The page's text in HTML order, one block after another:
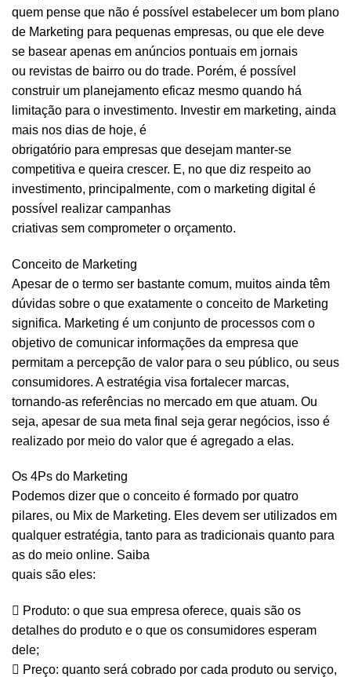
quem pense que não é possível estabelecer um bom plano
de Marketing para pequenas empresas, ou que ele deve
se basear apenas em anúncios pontuais em jornais
ou revistas de bairro ou do trade. Porém, é possível
construir um planejamento eficaz mesmo quando há
limitação para o investimento. Investir em marketing, ainda
mais nos dias de hoje, é
obrigatório para empresas que desejam manter-se
competitiva e queira crescer. E, no que diz respeito ao
investimento, principalmente, com o marketing digital é
possível realizar campanhas
criativas sem comprometer o orçamento.
Conceito de Marketing
Apesar de o termo ser bastante comum, muitos ainda têm
dúvidas sobre o que exatamente o conceito de Marketing
significa. Marketing é um conjunto de processos com o
objetivo de comunicar informações da empresa que
permitam a percepção de valor para o seu público, ou seus
consumidores. A estratégia visa fortalecer marcas,
tornando-as referências no mercado em que atuam. Ou
seja, apesar de sua meta final seja gerar negócios, isso é
realizado por meio do valor que é agregado a elas.
Os 4Ps do Marketing
Podemos dizer que o conceito é formado por quatro
pilares, ou Mix de Marketing. Eles devem ser utilizados em
qualquer estratégia, tanto para as tradicionais quanto para
as do meio online. Saiba
quais são eles:
 Produto: o que sua empresa oferece, quais são os
detalhes do produto e o que os consumidores esperam
dele;
 Preço: quanto será cobrado por cada produto ou serviço,